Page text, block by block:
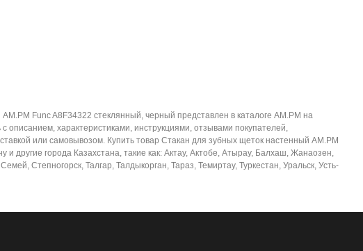
Func A8F34322 стеклянный, черный представлен в каталоге AM.PM на
характеристиками, инструкциями, отзывами покупателей,
или самовывозом. Купить товар Стакан для зубных щеток настенный AM.PM
другие города Казахстана, такие как: Актау, Актобе, Атырау, Балхаш, Жанаозен,
Степногорск, Талгар, Талдыкорган, Тараз, Темиртау, Туркестан, Уральск, Усть-